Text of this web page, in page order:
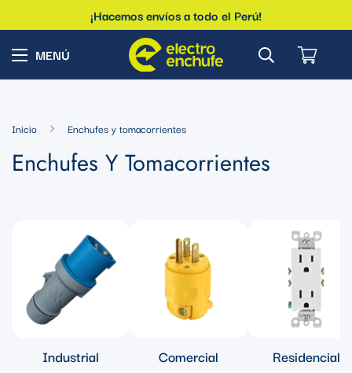
¡Hacemos envíos a todo el Perú!
Inicio Enchufes y tomacorrientes
Enchufes Y Tomacorrientes
Industrial Comercial Residencial